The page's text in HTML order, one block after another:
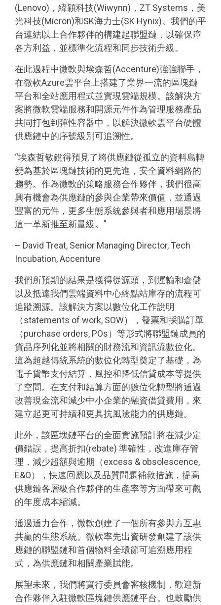
(Lenovo)，緯穎科技(Wiwynn)，ZT Systems，美
光科技(Micron)和SK海力士(SK Hynix)。我們的平
台連結以上合作夥伴的構建起聯盟鏈，以確保障
各方利益，並標準化流程和同步技術升級。
在此過程中微軟與埃森哲(Accenture)強強聯手，
在微軟Azure雲平台上搭建了業界一流的區塊鏈
平台和全站應用程式並實現雲端規模。該解決方
案將微軟雲端服務和開源元件作為管理服務產品
共同打包到彈性容器中，以解決微軟雲平台硬體
供應鏈中的序號級別可追溯性。
“埃森哲敏銳得預見了將供應鏈從孤立的資料島轉
變為基於區塊鏈技術的更先進，安全資料網路的
趨勢。作為微軟的策略服務合作夥伴，我們很高
興有機會為供應鏈的參與企業帶來價值，並通過
豐富的元件，更多生態系統參與者和應用場景將
這一革新推至新量級。”
– David Treat, Senior Managing Director, Tech
Incubation, Accenture
我們所預期的結果是獲得從源頭，到運輸和倉儲
以及抵達我們雲端資料中心終點站庫存的流程可
追蹤溯源。該解決方案以數位化工作說明
（statements of work, SOW），發票和採購訂單
（purchase orders, POs）等形式將聯盟鏈成員的
貨品序列化並將相關的財務流和資訊流數位化。
這為超越傳統系統的數位化轉型奠定了基礎，為
電子貨幣支付結算，風控和降低信貸成本等提供
了空間。在支付和結算方面的數位化轉型將通過
改善現金流和減少中小企業的融資借貸費用，來
建立起更可持續和更具抗風險能力的供應鏈。
此外，該區塊鏈平台的全面實施預計將在減少定
價錯誤，提高折扣(rebate) 準確性，改進庫存管
理，減少超額與逾期（excess & obsolescence,
E&O），快速回應以及品質問題補救措施，提高
供應鏈各層級合作夥伴的生產率等方面帶來可觀
的年度成本縮減。
通過通力合作，微軟創建了一個所有參與方互惠
共贏的生態系統。微軟率先出資研發創建了該供
應鏈的聯盟鏈和首個物料全環節可追溯應用程
式，為供應鏈和相關產業賦能。
展望未來，我們將實行委員會審核機制，歡迎新
合作夥伴入駐微軟區塊鏈供應鏈平台。也鼓勵供